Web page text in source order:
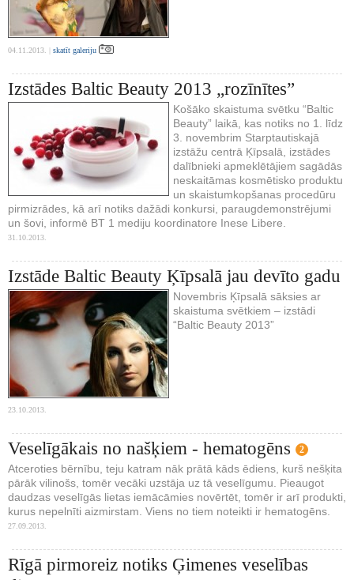
04.11.2013. | skatīt galeriju
Izstādes Baltic Beauty 2013 „rozīnītes”
Košāko skaistuma svētku “Baltic
Beauty” laikā, kas notiks no 1. līdz
3. novembrim Starptautiskajā
izstāžu centrā Ķīpsalā, izstādes
dalībnieki apmeklētājiem sagādās
neskaitāmas kosmētisko produktu
un skaistumkopšanas procedūru
pirmizrādes, kā arī notiks dažādi konkursi, paraugdemonstrējumi
un šovi, informē BT 1 mediju koordinatore Inese Libere.
31.10.2013.
Izstāde Baltic Beauty Ķīpsalā jau devīto gadu
Novembris Ķīpsalā sāksies ar
skaistuma svētkiem – izstādi
“Baltic Beauty 2013”
23.10.2013.
Veselīgākais no našķiem - hematogēns 2
Atceroties bērnību, teju katram nāk prātā kāds ēdiens, kurš nešķita
pārāk vilinošs, tomēr vecāki uzstāja uz tā veselīgumu. Pieaugot
daudzas veselīgās lietas iemācāmies novērtēt, tomēr ir arī produkti,
kurus nepelnīti aizmirstam. Viens no tiem noteikti ir hematogēns.
27.09.2013.
Rīgā pirmoreiz notiks Ģimenes veselības